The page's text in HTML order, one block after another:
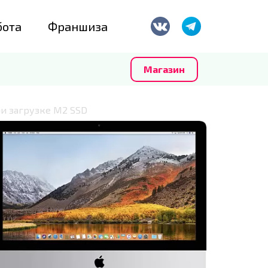
Франшиза
Магазин
загрузке M2 SSD